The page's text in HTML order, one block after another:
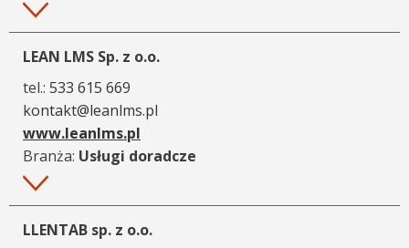
Więcej
LEAN LMS Sp. z o.o.
tel.: 533 615 669
kontakt@leanlms.pl
www.leanlms.pl
Branża: Usługi doradcze
Więcej
LLENTAB sp. z o.o.